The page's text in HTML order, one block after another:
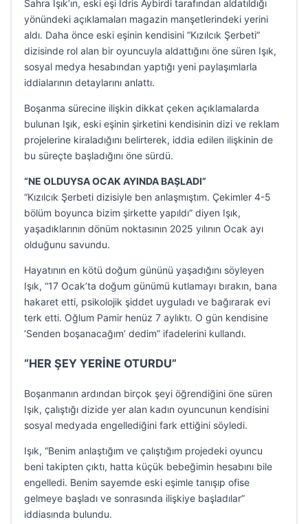
Sahra Işık’ın, eski eşi İdris Aybirdi tarafından aldatıldığı
yönündeki açıklamaları magazin manşetlerindeki yerini
aldı. Daha önce eski eşinin kendisini “Kızılcık Şerbeti”
dizisinde rol alan bir oyuncuyla aldattığını öne süren Işık,
sosyal medya hesabından yaptığı yeni paylaşımlarla
iddialarının detaylarını anlattı.
Boşanma sürecine ilişkin dikkat çeken açıklamalarda
bulunan Işık, eski eşinin şirketini kendisinin dizi ve reklam
projelerine kiraladığını belirterek, iddia edilen ilişkinin de
bu süreçte başladığını öne sürdü.
“NE OLDUYSA OCAK AYINDA BAŞLADI”
“Kızılcık Şerbeti dizisiyle ben anlaşmıştım. Çekimler 4-5
bölüm boyunca bizim şirkette yapıldı” diyen Işık,
yaşadıklarının dönüm noktasının 2025 yılının Ocak ayı
olduğunu savundu.
Hayatının en kötü doğum gününü yaşadığını söyleyen
Işık, “17 Ocak’ta doğum günümü kutlamayı bırakın, bana
hakaret etti, psikolojik şiddet uyguladı ve bağırarak evi
terk etti. Oğlum Pamir henüz 7 aylıktı. O gün kendisine
‘Senden boşanacağım’ dedim” ifadelerini kullandı.
“HER ŞEY YERİNE OTURDU”
Boşanmanın ardından birçok şeyi öğrendiğini öne süren
Işık, çalıştığı dizide yer alan kadın oyuncunun kendisini
sosyal medyada engellediğini fark ettiğini söyledi.
Işık, “Benim anlaştığım ve çalıştığım projedeki oyuncu
beni takipten çıktı, hatta küçük bebeğimin hesabını bile
engelledi. Benim sayemde eski eşimle tanışıp ofise
gelmeye başladı ve sonrasında ilişkiye başladılar”
iddiasında bulundu.